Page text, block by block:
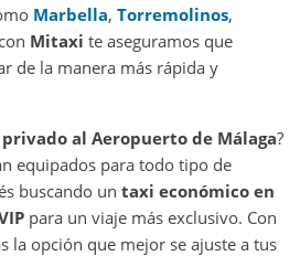
Marbella, Torremolinos,
Mitaxi te aseguramos que
de la manera más rápida y
al Aeropuerto de Málaga?
equipados para todo tipo de
buscando un taxi económico en
para un viaje más exclusivo. Con
la opción que mejor se ajuste a tus